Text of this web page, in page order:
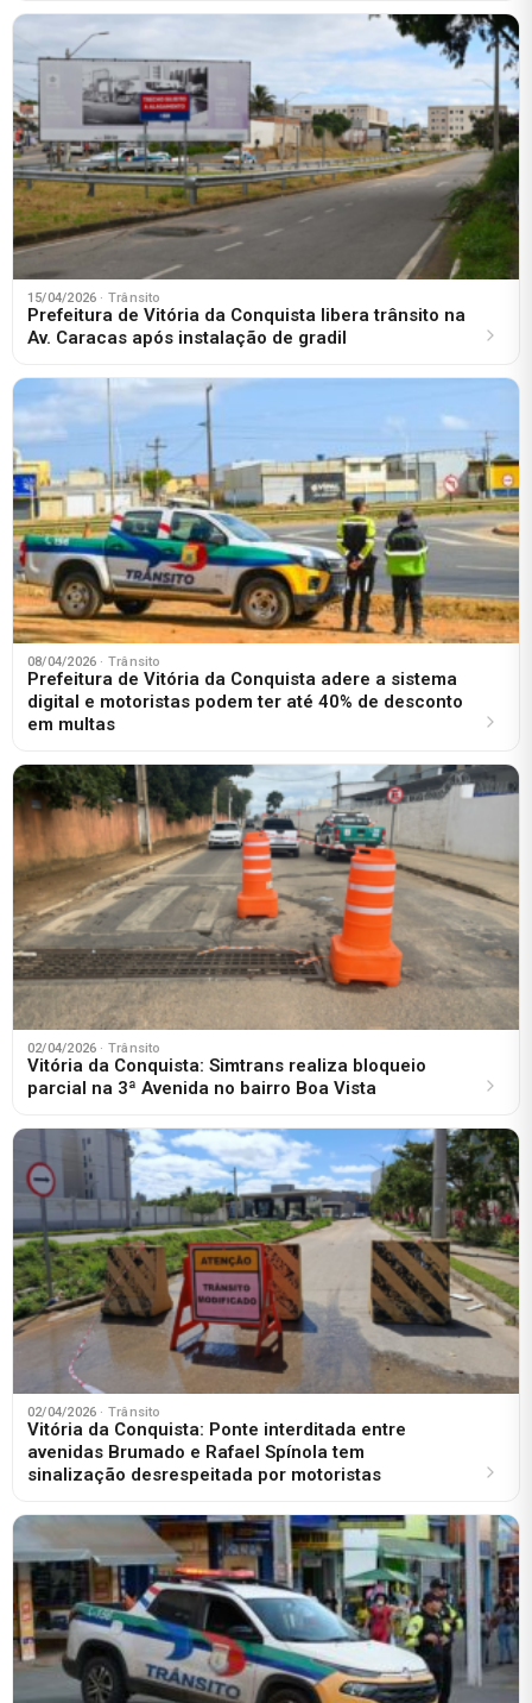
15/04/2026 · Trânsito
Prefeitura de Vitória da Conquista libera trânsito na
Av. Caracas após instalação de gradil
08/04/2026 · Trânsito
Prefeitura de Vitória da Conquista adere a sistema
digital e motoristas podem ter até 40% de desconto
em multas
02/04/2026 · Trânsito
Vitória da Conquista: Simtrans realiza bloqueio
parcial na 3ª Avenida no bairro Boa Vista
02/04/2026 · Trânsito
Vitória da Conquista: Ponte interditada entre
avenidas Brumado e Rafael Spínola tem
sinalização desrespeitada por motoristas